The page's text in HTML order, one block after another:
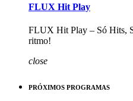
FLUX Hit Play
FLUX Hit Play – Só Hits,
ritmo!
close
PRÓXIMOS PROGRAMAS